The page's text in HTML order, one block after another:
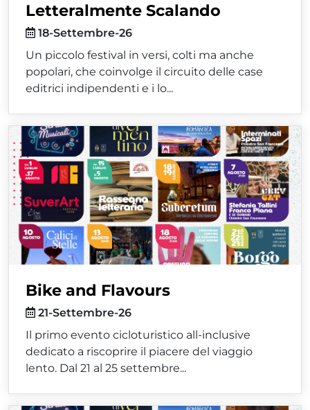
Letteralmente Scalando
18-Settembre-26
Un piccolo festival in versi, colti ma anche
popolari, che coinvolge il circuito delle case
editrici indipendenti e i lo...
Bike and Flavours
21-Settembre-26
Il primo evento cicloturistico all-inclusive
dedicato a riscoprire il piacere del viaggio
lento. Dal 21 al 25 settembre...